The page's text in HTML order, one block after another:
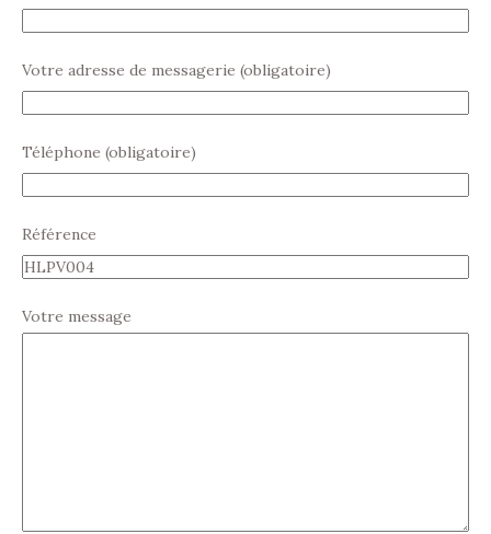
Votre adresse de messagerie (obligatoire)
Téléphone (obligatoire)
Référence
Votre message